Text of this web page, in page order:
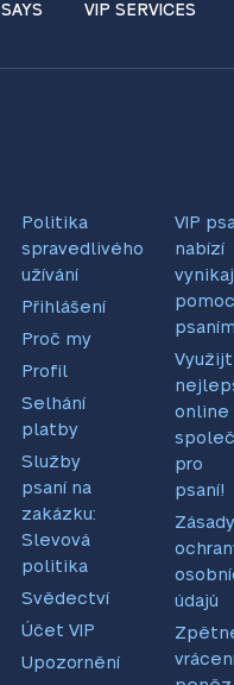
VIP SERVICES
Politika
spravedlivého
užívání
Přihlášení
Proč my
Profil
Selhání
platby
Služby
psaní na
zakázku:
Slevová
politika
Svědectví
Účet VIP
Upozornění
VIP
nabízí
psaním
online
pro
psaní!
Zásady
údajů